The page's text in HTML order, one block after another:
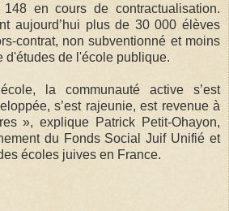
148 en cours de contractualisation.
aujourd’hui plus de 30 000 élèves
contrat, non subventionné et moins
d'études de l'école publique.
la communauté active s’est
s’est rajeunie, est revenue à
», explique Patrick Petit-Ohayon,
du Fonds Social Juif Unifié et
écoles juives en France.